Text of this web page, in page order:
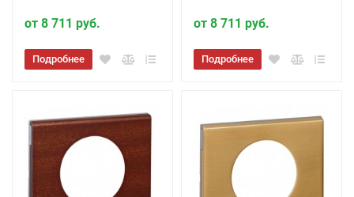
от 8 711 руб.
Подробнее
от 8 711 руб.
Подробнее